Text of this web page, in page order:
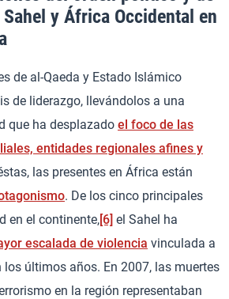
y África Occidental en
de al-Qaeda y Estado Islámico
de liderazgo, llevándolos a una
que ha desplazado el foco de las
entidades regionales afines y
las presentes en África están
. De los cinco principales
en el continente,[6] el Sahel ha
escalada de violencia vinculada a
últimos años. En 2007, las muertes
en la región representaban